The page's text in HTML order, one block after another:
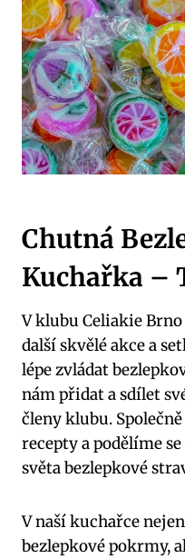
Chutná
Kuchařka –
V klubu Celiakie
další skvělé akce a
lépe zvládat
nám přidat a sdílet
členy klubu.
recepty a podělíme
světa bezlepkové
V naší kuchařce
bezlepkové pokrmy,